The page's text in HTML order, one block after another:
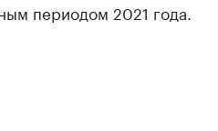
периодом 2021 года.